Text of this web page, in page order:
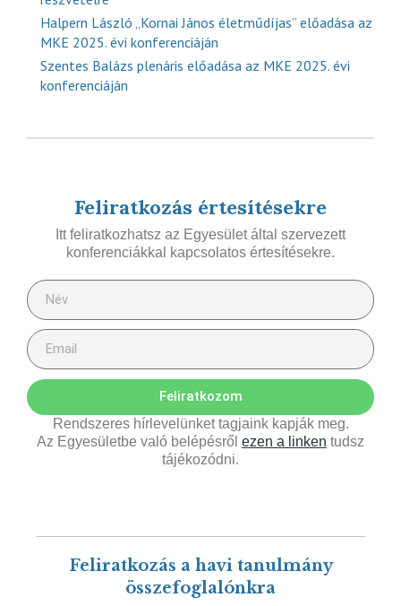
Halpern László „Kornai János életműdíjas” előadása az
MKE 2025. évi konferenciáján
Szentes Balázs plenáris előadása az MKE 2025. évi
konferenciáján
Feliratkozás értesítésekre
Itt feliratkozhatsz az Egyesület által szervezett
konferenciákkal kapcsolatos értesítésekre.
Feliratkozom
Rendszeres hírlevelünket tagjaink kapják meg.
Az Egyesületbe való belépésről ezen a linken tudsz
tájékozódni.
Feliratkozás a havi tanulmány
összefoglalónkra